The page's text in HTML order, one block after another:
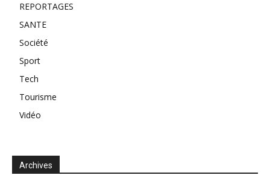
REPORTAGES
SANTE
Société
Sport
Tech
Tourisme
Vidéo
Archives